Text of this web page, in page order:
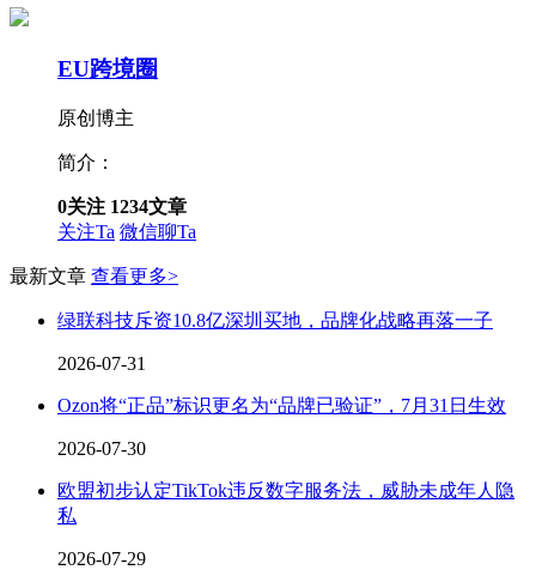
EU跨境圈
原创博主
简介：
0关注 1234文章
关注Ta 微信聊Ta
最新文章 查看更多>
绿联科技斥资10.8亿深圳买地，品牌化战略再落一子
2026-07-31
Ozon将“正品”标识更名为“品牌已验证”，7月31日生效
2026-07-30
欧盟初步认定TikTok违反数字服务法，威胁未成年人隐
私
2026-07-29